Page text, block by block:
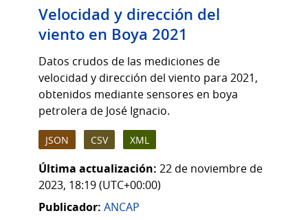
Velocidad y dirección del
viento en Boya 2021
Datos crudos de las mediciones de
velocidad y dirección del viento para 2021,
obtenidos mediante sensores en boya
petrolera de José Ignacio.
JSON CSV XML
Última actualización: 22 de noviembre de
2023, 18:19 (UTC+00:00)
Publicador: ANCAP